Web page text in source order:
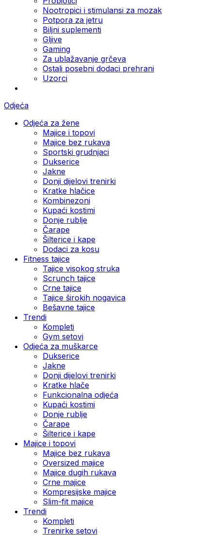
Nootropici i stimulansi za mozak
Potpora za jetru
Biljni suplementi
Gljive
Gaming
Za ublažavanje grčeva
Ostali posebni dodaci prehrani
Uzorci
Odjeća
Odjeća za žene
Majice i topovi
Majice bez rukava
Sportski grudnjaci
Dukserice
Jakne
Donji dijelovi trenirki
Kratke hlačice
Kombinezoni
Kupaći kostimi
Donje rublje
Čarape
Šilterice i kape
Dodaci za kosu
Fitness tajice
Tajice visokog struka
Scrunch tajice
Crne tajice
Tajice širokih nogavica
Bešavne tajice
Trendi
Kompleti
Gym setovi
Odjeća za muškarce
Dukserice
Jakne
Donji dijelovi trenirki
Kratke hlače
Funkcionalna odjeća
Kupaći kostimi
Donje rublje
Čarape
Šilterice i kape
Majice i topovi
Majice bez rukava
Oversized majice
Majice dugih rukava
Crne majice
Kompresijske majice
Slim-fit majice
Trendi
Kompleti
Trenirke setovi